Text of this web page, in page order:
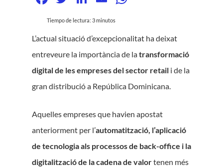
Tiempo de lectura: 3minutos
L’actual situació d’excepcionalitat ha deixat
entreveure la importància de latransformació
digital de les empreses del sector retail i de la
gran distribució a República Dominicana.
Aquelles empreses que havien apostat
anteriorment per l’automatització, l’aplicació
de tecnologia als processos de back-office i la
digitalització de la cadena de valortenen més